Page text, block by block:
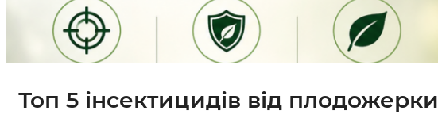
Топ 5 інсектицидів від плодожерки